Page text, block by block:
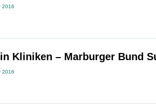
2016
Kliniken – Marburger Bund
2016